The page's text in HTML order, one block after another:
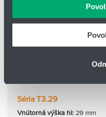
keď ste používali ich
Séria T3.29
Vnútorná výška hi: 29 mm